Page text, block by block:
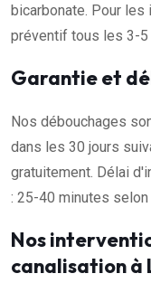
bicarbonate. Pour les
préventif tous les 3-5
Garantie et
Nos débouchages
dans les 30 jours
gratuitement. Délai
: 25-40 minutes
Nos
canalisation à